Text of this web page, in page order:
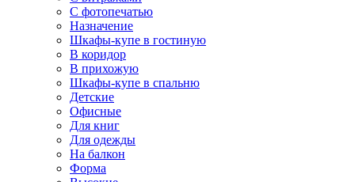
С фотопечатью
Назначение
Шкафы-купе в гостиную
В коридор
В прихожую
Шкафы-купе в спальню
Детские
Офисные
Для книг
Для одежды
На балкон
Форма